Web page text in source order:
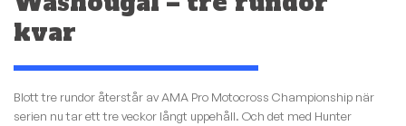
kvar
Blott tre rundor återstår av AMA Pro Motocross Championship när
serien nu tar ett tre veckor långt uppehåll. Och det med Hunter